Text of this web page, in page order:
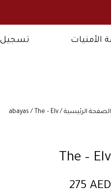
تسجيل الأمنيات
الصفحة الرئيسية /
abayas / The – Elv
The – Elv
275 AED